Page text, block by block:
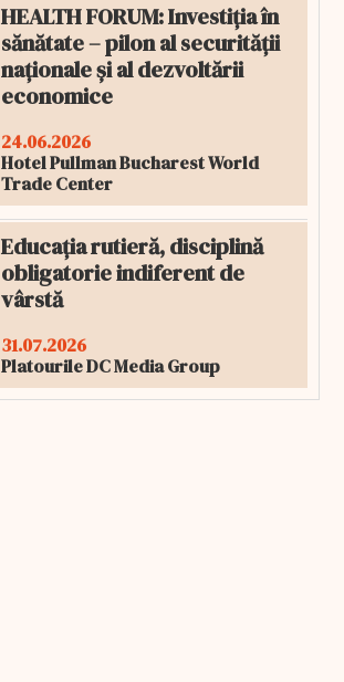
HEALTH FORUM: Investiția în
sănătate – pilon al securității
naționale și al dezvoltării
economice
24.06.2026
Hotel Pullman Bucharest World
Trade Center
Educația rutieră, disciplină
obligatorie indiferent de
vârstă
31.07.2026
Platourile DC Media Group